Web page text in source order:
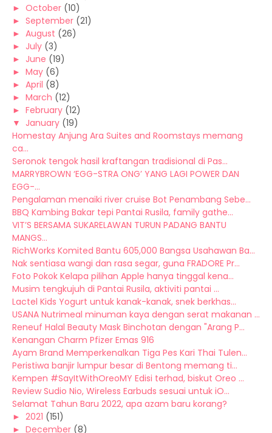
► October (10)
► September (21)
► August (26)
► July (3)
► June (19)
► May (6)
► April (8)
► March (12)
► February (12)
▼ January (19)
Homestay Anjung Ara Suites and Roomstays memang
ca...
Seronok tengok hasil kraftangan tradisional di Pas...
MARRYBROWN ‘EGG-STRA ONG’ YANG LAGI POWER DAN
EGG-...
Pengalaman menaiki river cruise Bot Penambang Sebe...
BBQ Kambing Bakar tepi Pantai Rusila, family gathe...
VIT’S BERSAMA SUKARELAWAN TURUN PADANG BANTU
MANGS...
RichWorks Komited Bantu 605,000 Bangsa Usahawan Ba...
Nak sentiasa wangi dan rasa segar, guna FRADORE Pr...
Foto Pokok Kelapa pilihan Apple hanya tinggal kena...
Musim tengkujuh di Pantai Rusila, aktiviti pantai ...
Lactel Kids Yogurt untuk kanak-kanak, snek berkhas...
USANA Nutrimeal minuman kaya dengan serat makanan ...
Reneuf Halal Beauty Mask Binchotan dengan "Arang P...
Kenangan Charm Pfizer Emas 916
Ayam Brand Memperkenalkan Tiga Pes Kari Thai Tulen...
Peristiwa banjir lumpur besar di Bentong memang ti...
Kempen #SayItWithOreoMY Edisi terhad, biskut Oreo ...
Review Sudio Nio, Wireless Earbuds sesuai untuk iO...
Selamat Tahun Baru 2022, apa azam baru korang?
► 2021 (151)
► December (8)